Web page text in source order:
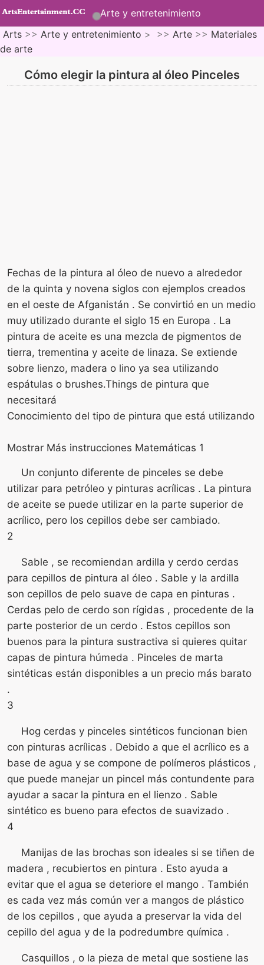
Arte y entretenimiento
Arts >> Arte y entretenimiento > >> Arte >> Materiales
de arte
Cómo elegir la pintura al óleo Pinceles
Fechas de la pintura al óleo de nuevo a alrededor
de la quinta y novena siglos con ejemplos creados
en el oeste de Afganistán . Se convirtió en un medio
muy utilizado durante el siglo 15 en Europa . La
pintura de aceite es una mezcla de pigmentos de
tierra, trementina y aceite de linaza. Se extiende
sobre lienzo, madera o lino ya sea utilizando
espátulas o brushes.Things de pintura que
necesitará
Conocimiento del tipo de pintura que está utilizando
Mostrar Más instrucciones Matemáticas 1
Un conjunto diferente de pinceles se debe
utilizar para petróleo y pinturas acrílicas . La pintura
de aceite se puede utilizar en la parte superior de
acrílico, pero los cepillos debe ser cambiado.
2
Sable , se recomiendan ardilla y cerdo cerdas
para cepillos de pintura al óleo . Sable y la ardilla
son cepillos de pelo suave de capa en pinturas .
Cerdas pelo de cerdo son rígidas , procedente de la
parte posterior de un cerdo . Estos cepillos son
buenos para la pintura sustractiva si quieres quitar
capas de pintura húmeda . Pinceles de marta
sintéticas están disponibles a un precio más barato
.
3
Hog cerdas y pinceles sintéticos funcionan bien
con pinturas acrílicas . Debido a que el acrílico es a
base de agua y se compone de polímeros plásticos ,
que puede manejar un pincel más contundente para
ayudar a sacar la pintura en el lienzo . Sable
sintético es bueno para efectos de suavizado .
4
Manijas de las brochas son ideales si se tiñen de
madera , recubiertos en pintura . Esto ayuda a
evitar que el agua se deteriore el mango . También
es cada vez más común ver a mangos de plástico
de los cepillos , que ayuda a preservar la vida del
cepillo del agua y de la podredumbre química .
Casquillos , o la pieza de metal que sostiene las